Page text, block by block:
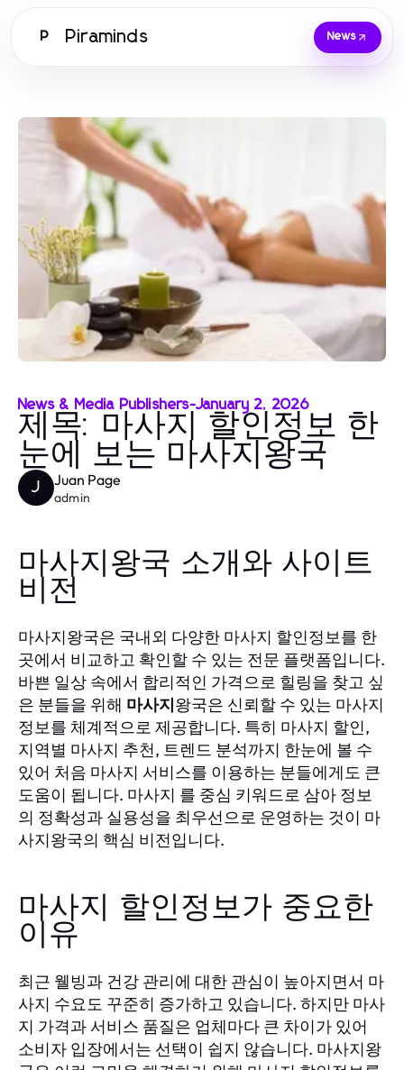
P Piraminds News
News & Media Publishers-January 2, 2026
제목: 마사지 할인정보 한
눈에 보는 마사지왕국
J Juan Page
admin
마사지왕국 소개와 사이트
비전
마사지왕국은 국내외 다양한 마사지 할인정보를 한
곳에서 비교하고 확인할 수 있는 전문 플랫폼입니다.
바쁜 일상 속에서 합리적인 가격으로 힐링을 찾고 싶
은 분들을 위해 마사지왕국은 신뢰할 수 있는 마사지
정보를 체계적으로 제공합니다. 특히 마사지 할인,
지역별 마사지 추천, 트렌드 분석까지 한눈에 볼 수
있어 처음 마사지 서비스를 이용하는 분들에게도 큰
도움이 됩니다. 마사지 를 중심 키워드로 삼아 정보
의 정확성과 실용성을 최우선으로 운영하는 것이 마
사지왕국의 핵심 비전입니다.
마사지 할인정보가 중요한
이유
최근 웰빙과 건강 관리에 대한 관심이 높아지면서 마
사지 수요도 꾸준히 증가하고 있습니다. 하지만 마사
지 가격과 서비스 품질은 업체마다 큰 차이가 있어
소비자 입장에서는 선택이 쉽지 않습니다. 마사지왕